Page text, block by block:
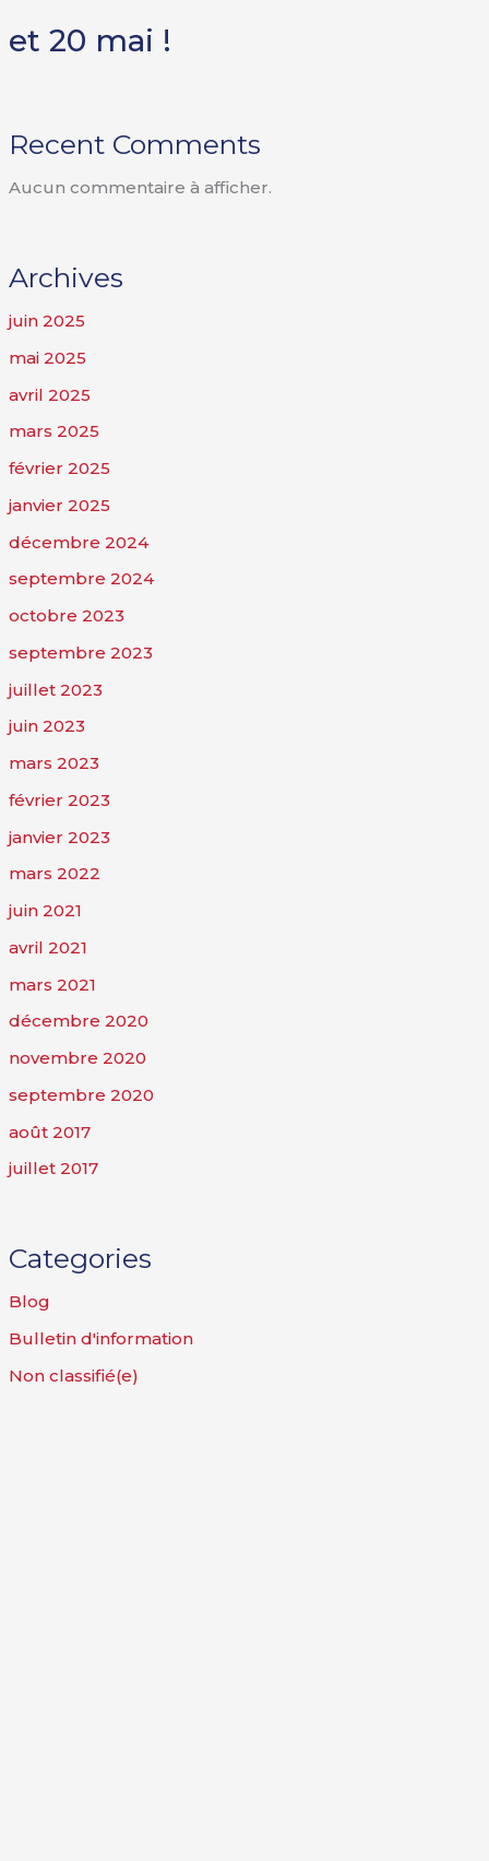
et 20 mai !
Recent Comments
Aucun commentaire à afficher.
Archives
juin 2025
mai 2025
avril 2025
mars 2025
février 2025
janvier 2025
décembre 2024
septembre 2024
octobre 2023
septembre 2023
juillet 2023
juin 2023
mars 2023
février 2023
janvier 2023
mars 2022
juin 2021
avril 2021
mars 2021
décembre 2020
novembre 2020
septembre 2020
août 2017
juillet 2017
Categories
Blog
Bulletin d'information
Non classifié(e)